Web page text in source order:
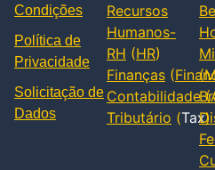
Condições
Política de
Privacidade
Solicitação de
Dados
Recursos
Humanos-
RH (HR)
Finanças (
Contabilidade(
Tributário (Tax)